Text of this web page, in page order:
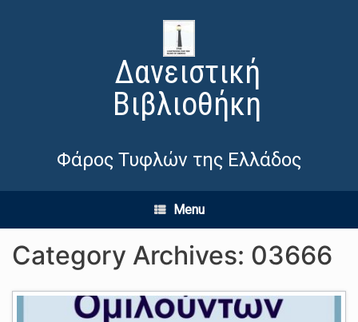
Δανειστική
Βιβλιοθήκη
Φάρος Τυφλών της Ελλάδος
Menu
Category Archives: 03666